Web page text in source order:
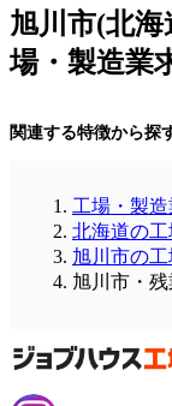
旭川市(北
場・製造業
関連する特徴から探
工場・製造
北海道の工
旭川市の工
旭川市・